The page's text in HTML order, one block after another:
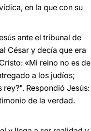
en la que con su
ante el tribunal de
César y decía que era
«Mi reino no es de
a los judíos;
Respondió Jesús:
de la verdad.